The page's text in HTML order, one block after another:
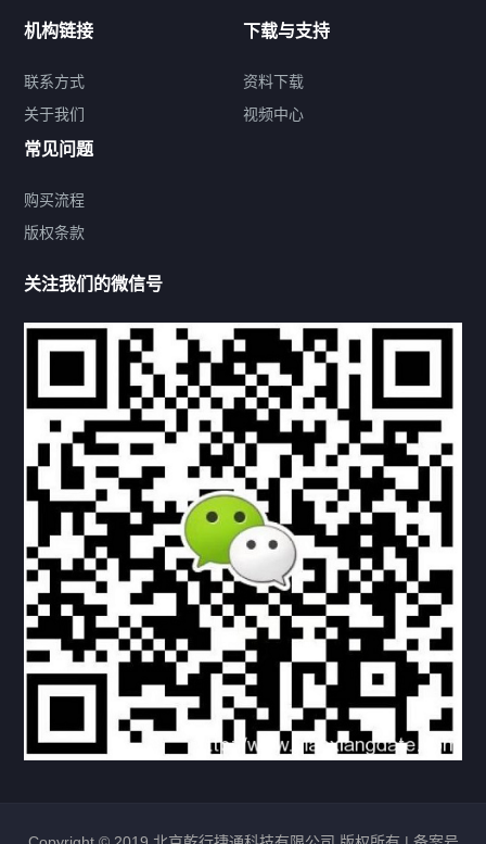
联系方式
热门标签
机构链接
联系方式 关于我们
下载与支持
资料下载 视频中心
常见问题
购买流程 版权条款
北京乾行捷通荣获阿里巴巴国际站多项年度荣誉，持续引
领ICT与AI行业发展
2025/12/22 525 新闻中心 信创服务器国产服务器
机构链接
联系方式
关于我们
下载与支持
资料下载
视频中心
常见问题
购买流程
版权条款
关注我们的微信号